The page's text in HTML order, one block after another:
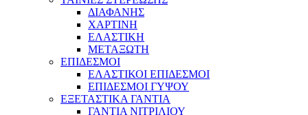
ΔΙΑΦΑΝΗΣ
ΧΑΡΤΙΝΗ
ΕΛΑΣΤΙΚΗ
ΜΕΤΑΞΩΤΗ
ΕΠΙΔΕΣΜΟΙ
ΕΛΑΣΤΙΚΟΙ ΕΠΙΔΕΣΜΟΙ
ΕΠΙΔΕΣΜΟΙ ΓΥΨΟΥ
ΕΞΕΤΑΣΤΙΚΑ ΓΑΝΤΙΑ
ΓΑΝΤΙΑ ΝΙΤΡΙΛΙΟΥ